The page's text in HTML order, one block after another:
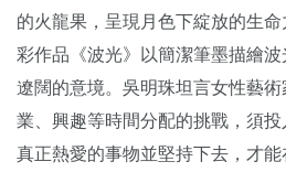
的火龍果，呈現月色下綻放的生命
彩作品《波光》
以簡潔筆墨描繪
遼闊的意境。 吳明珠坦言女性藝
業、 興趣等時間分配的挑戰，須投
真正熱愛的事物並堅持下去， 才能